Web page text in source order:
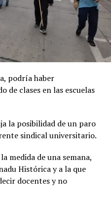
podría haber
de clases en las escuelas
la posibilidad de un paro
sindical universitario.
medida de una semana,
Histórica y a la que
docentes y no